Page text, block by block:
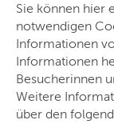
Sie können hier
notwendigen
Informationen
Informationen
Besucherinnen
Weitere
über den
Kultur
Ministerien &